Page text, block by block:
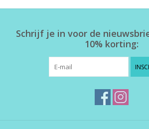
Herensokken
Schrijf je in voor de
10% korting: